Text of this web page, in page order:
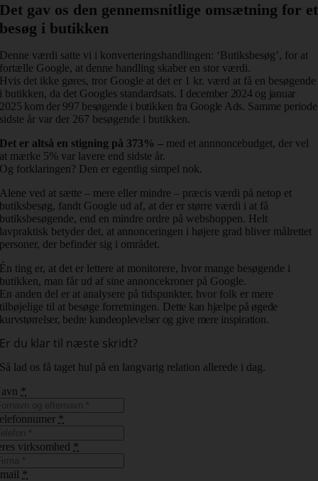
Det gav os den gennemsnitlige omsætning for et
besøg i butikken
Denne værdi satte vi i konverteringshandlingen: ‘Butiksbesøg’, for at
fortælle Google, at denne handling skaber en stor værdi.
Hvis det ikke gøres, tror Google at det er 1 kr. værd at få en besøgende
i butikken, da det Googles standardsats. I december 2024 og januar
2025 kom der 997 besøgende i butikken fra Google Ads. Samme periode
sidste år var der 267 besøgende i butikken.
Det er altså en stigning på 373% – med et annnoncebudget, der vel
at mærke 5% var lavere end sidste år.
Og forklaringen? Den er egentlig simpel nok.
Alene ved at sætte – mere eller mindre – præcis værdi på netop et
butiksbesøg, fandt Google ud af, at der er større værdi i at få
butiksbesøgende, end en mindre ordre på webshoppen. Helt
lavpraktisk betyder det, at annonceringen i højere grad bliver målrettet
personer, der befinder sig i området.
Én ting er, at det er lettere at monitorere, hvor mange besøgende i
butikken, man får ud af sine annoncekroner på Google.
En anden del er at analysere på tidspunkter, hvor folk er mere
tilbøjelige til at besøge forretningen. Dette kan hjælpe på øgede
kurvstørrelser, bedre kundeoplevelser og give mere inspiration.
Er du klar til næste skridt?
Så lad os få taget hul på en langvarig relation allerede i dag.
*
*
virksomhed *
*